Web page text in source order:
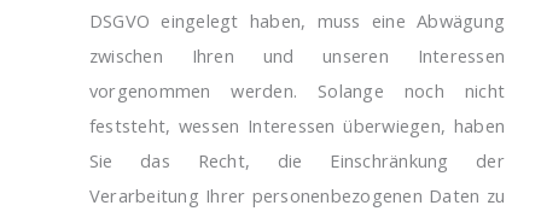
DSGVO eingelegt haben, muss eine Abwägung
zwischen Ihren und unseren Interessen
vorgenommen werden. Solange noch nicht
feststeht, wessen Interessen überwiegen, haben
Sie das Recht, die Einschränkung der
Verarbeitung Ihrer personenbezogenen Daten zu